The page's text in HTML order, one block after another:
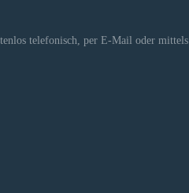
telefonisch, per E-Mail oder mittels